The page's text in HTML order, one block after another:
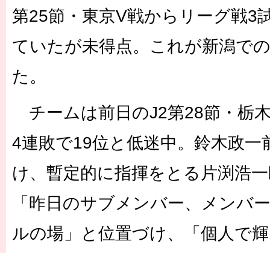
第25節・東京V戦からリーグ戦3
ていたが未得点。これが新潟で
た。
チームは前日のJ2第28節・栃
4連敗で19位と低迷中。鈴木政一
け、暫定的に指揮をとる片渕浩
「昨日のサブメンバー、メンバ
ルの場」と位置づけ、「個人で